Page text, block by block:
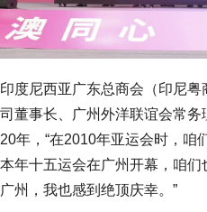
印度尼西亚广东总商会（印尼
司董事长、广州外洋联谊会常
20年，“在2010年亚运会时，咱
本年十五运会在广州开幕，咱们
广州，我也感到绝顶庆幸。”